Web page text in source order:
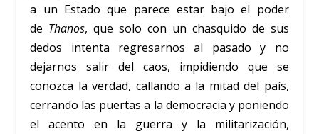
a un Estado que parece estar bajo el poder
de Thanos, que solo con un chasquido de sus
dedos intenta regresarnos al pasado y no
dejarnos salir del caos, impidiendo que se
conozca la verdad, callando a la mitad del país,
cerrando las puertas a la democracia y poniendo
el acento en la guerra y la militarización,